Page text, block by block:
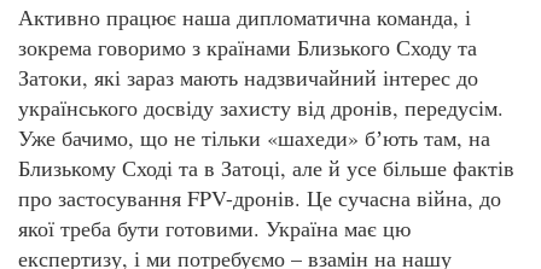
Активно працює наша дипломатична команда, і
зокрема говоримо з країнами Близького Сходу та
Затоки, які зараз мають надзвичайний інтерес до
українського досвіду захисту від дронів, передусім.
Уже бачимо, що не тільки «шахеди» бʼють там, на
Близькому Сході та в Затоці, але й усе більше фактів
про застосування FPV-дронів. Це сучасна війна, до
якої треба бути готовими. Україна має цю
експертизу, і ми потребуємо – взамін на нашу